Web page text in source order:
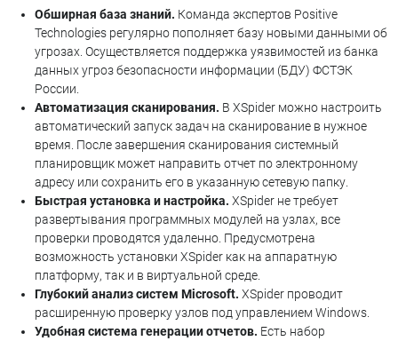
Обширная база знаний. Команда экспертов Positive
Technologies регулярно пополняет базу новыми данными об
угрозах. Осуществляется поддержка уязвимостей из банка
данных угроз безопасности информации (БДУ) ФСТЭК
России.
Автоматизация сканирования. В XSpider можно настроить
автоматический запуск задач на сканирование в нужное
время. После завершения сканирования системный
планировщик может направить отчет по электронному
адресу или сохранить его в указанную сетевую папку.
Быстрая установка и настройка. XSpider не требует
развертывания программных модулей на узлах, все
проверки проводятся удаленно. Предусмотрена
возможность установки XSpider как на аппаратную
платформу, так и в виртуальной среде.
Глубокий анализ систем Microsoft. XSpider проводит
расширенную проверку узлов под управлением Windows.
Удобная система генерации отчетов. Есть набор